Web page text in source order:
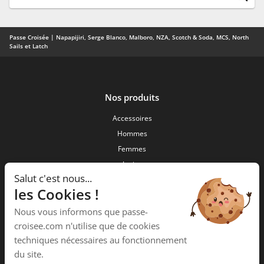
Passe Croisée | Napapijiri, Serge Blanco, Malboro, NZA, Scotch & Soda, MCS, North
Sails et Latch
Nos produits
Accessoires
Hommes
Femmes
Junior
34 ,Rue des forgerons
15000 Aurillac
Salut c'est nous...
les Cookies !
Nous vous informons que passe-
croisee.com n'utilise que de cookies
techniques nécessaires au fonctionnement
du site.